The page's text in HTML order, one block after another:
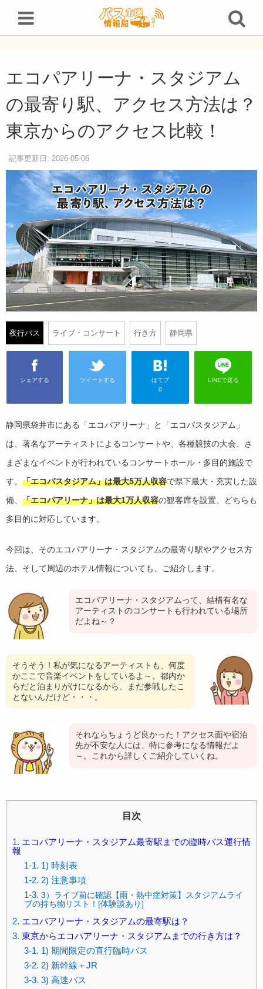
エコパアリーナ・スタジアムの最寄り駅、アクセス方法は？東京からのアクセス比較！
エコパアリーナ・スタジアム
の最寄り駅、アクセス方法は？
東京からのアクセス比較！
記事更新日: 2026-05-06
夜行バス ライブ・コンサート 行き方 静岡県
シェアする ツイートする
はてブ
0
LINEで送る
静岡県袋井市にある「エコパアリーナ」と「エコパスタジアム」
は、著名なアーティストによるコンサートや、各種競技の大会、さ
まざまなイベントが行われているコンサートホール・多目的施設で
す。 「エコパスタジアム」は最大5万人収容で県下最大・充実した設
備、 「エコパアリーナ」は最大1万人収容の観客席を設置、どちらも
多目的に対応しています。
今回は、そのエコパアリーナ・スタジアムの最寄り駅やアクセス方
法、そして周辺のホテル情報についても、ご紹介します。
エコパアリーナ・スタジアムって、結構有名な
アーティストのコンサートも行われている場所
だよね～？
そうそう！私が気になるアーティストも、何度
かここで音楽イベントをしているよ～。都内か
らだと泊まりがけになるから、まだ参戦したこ
とないんだけど・・・。
それならちょうど良かった！アクセス面や宿泊
先が不安な人には、特に参考になる情報だよ
～。これから詳しくご紹介していくね。
目次
1. エコパアリーナ・スタジアム最寄駅までの臨時バス運行情
報
1-1. 1) 時刻表
1-2. 2) 注意事項
1-3. 3）ライブ前に確認【雨・熱中症対策】スタジアムライ
ブの持ち物リスト！[体験談あり]
2. エコパアリーナ・スタジアムの最寄駅は？
3. 東京からエコパアリーナ・スタジアムまでの行き方は？
3-1. 1) 期間限定の直行臨時バス
3-2. 2) 新幹線＋JR
3-3. 3) 高速バス